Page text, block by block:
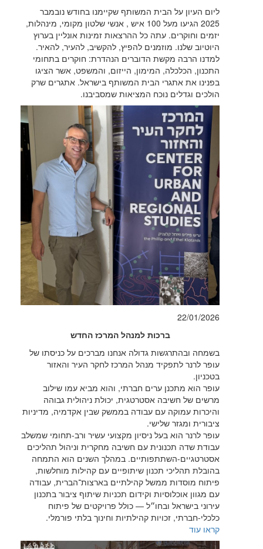
ליום העיון על הבית המשותף שקיימנו בחודש נובמבר
2025 הגיעו מעל 100 איש , אנשי שלטון מקומי, מינהלות,
יזמים וחוקרים. עתה כל ההרצאות זמינות אונליין בערוץ
היוטיוב שלנו. מוזמנים להפיץ, להקשיב, להעיר, להאיר.
למדנו הרבה מקשת הדוברים הנהדרת: חוקרים בתחומי
התכנון, הכלכלה, המימון, הייזום, והמשפט, אשר הציגו
בפנינו את אתגרי הבית המשותף בישראל. אתגרים שרק
הולכים וגדלים נוכח המציאות שמסביבנו.
22/01/2026
ברכות למנהל המרכז החדש
בשמחה ובהתרגשות גדולה אנחנו מברכים על כניסתו של
עופר לרנר לתפקיד מנהל המרכז לחקר העיר והאזור
בטכניון.
עופר הוא מתכנן ערים חברתי, והוא מביא עמו שילוב
מרשים של חשיבה אסטרטגית, יכולת ניהולית גבוהה
והיכרות עמוקה עם עבודה בממשק שבין אקדמיה, מדיניות
ציבורית ומגזר שלישי.
עופר לרנר הוא בעל ניסיון מקצועי עשיר ורב-תחומי שמשלב
עבודת שדה תכנונית עם חשיבה מחקרית וניהול תהליכים
אסטרטגיים-השתתפותיים. במהלך השנים הוא התמחה
בהובלת תהליכי תכנון שיתופיים עם קהילות מוחלשות,
פיתוח מוסדות ממשל קהילתיים בארצות־הברית, עבודה
עם מגוון אוכלוסיות וקידום תכניות שיתוף ציבור בתכנון
עירוני בישראל ובחו״ל — כולל פרויקטים של פיתוח
כלכלי-חברתי, זכויות קהילתיות וחינוך בלתי פורמלי.
קראו עוד